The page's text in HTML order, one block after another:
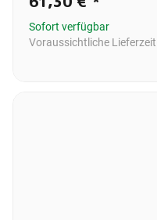
Sofort verfügbar
Voraussichtliche